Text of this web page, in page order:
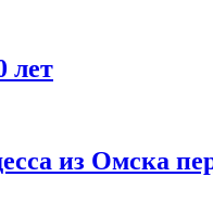
лет
из Омска